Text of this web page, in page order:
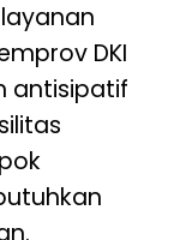
DKI
antisipatif